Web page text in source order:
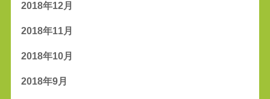
2018年12月
2018年11月
2018年10月
2018年9月